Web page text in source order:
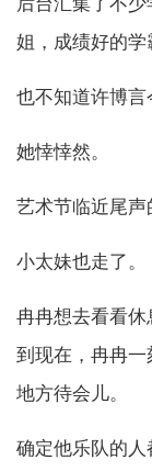
姐，成绩好的学
也不知道许博言
她悻悻然。
艺术节临近尾声
小太妹也走了。
冉冉想去看看
到现在，冉冉
地方待会儿。
确定他乐队的